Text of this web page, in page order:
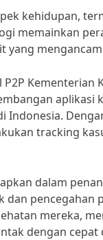
kehidupan,
memainkan
yang
Kementerian
aplikasi
Indonesia.
tracking
dalam
pencegahan
mereka,
dengan cepat